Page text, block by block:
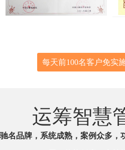
每天前100名客户免实
运筹智慧
驰名品牌，系统成熟，案例众多，